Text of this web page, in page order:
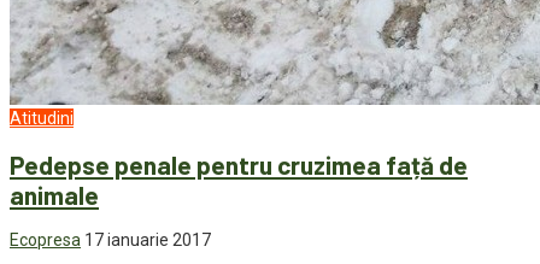
Atitudini
Pedepse penale pentru cruzimea față de
animale
Ecopresa 17 ianuarie 2017